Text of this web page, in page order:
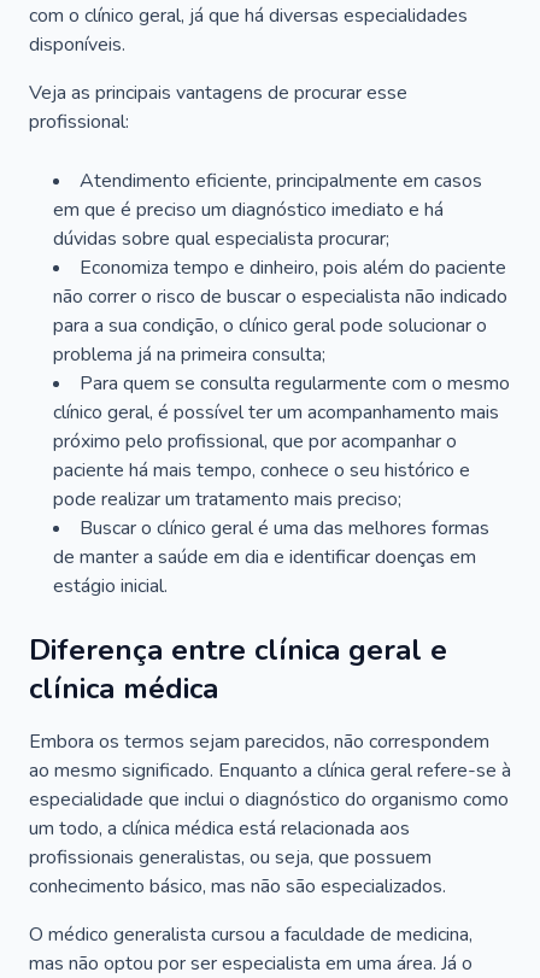
com o clínico geral, já que há diversas especialidades
disponíveis.
Veja as principais vantagens de procurar esse
profissional:
Atendimento eficiente, principalmente em casos
em que é preciso um diagnóstico imediato e há
dúvidas sobre qual especialista procurar;
Economiza tempo e dinheiro, pois além do paciente
não correr o risco de buscar o especialista não indicado
para a sua condição, o clínico geral pode solucionar o
problema já na primeira consulta;
Para quem se consulta regularmente com o mesmo
clínico geral, é possível ter um acompanhamento mais
próximo pelo profissional, que por acompanhar o
paciente há mais tempo, conhece o seu histórico e
pode realizar um tratamento mais preciso;
Buscar o clínico geral é uma das melhores formas
de manter a saúde em dia e identificar doenças em
estágio inicial.
Diferença entre clínica geral e
clínica médica
Embora os termos sejam parecidos, não correspondem
ao mesmo significado. Enquanto a clínica geral refere-se à
especialidade que inclui o diagnóstico do organismo como
um todo, a clínica médica está relacionada aos
profissionais generalistas, ou seja, que possuem
conhecimento básico, mas não são especializados.
O médico generalista cursou a faculdade de medicina,
mas não optou por ser especialista em uma área. Já o